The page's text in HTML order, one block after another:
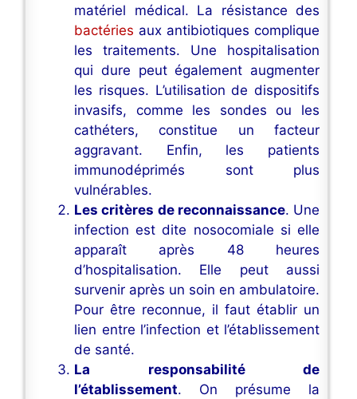
matériel médical. La résistance des
bactéries aux antibiotiques complique
les traitements. Une hospitalisation
qui dure peut également augmenter
les risques. L’utilisation de dispositifs
invasifs, comme les sondes ou les
cathéters, constitue un facteur
aggravant. Enfin, les patients
immunodéprimés sont plus
vulnérables.
Les critères de reconnaissance. Une
infection est dite nosocomiale si elle
apparaît après 48 heures
d’hospitalisation. Elle peut aussi
survenir après un soin en ambulatoire.
Pour être reconnue, il faut établir un
lien entre l’infection et l’établissement
de santé.
La responsabilité de
l’établissement. On présume la